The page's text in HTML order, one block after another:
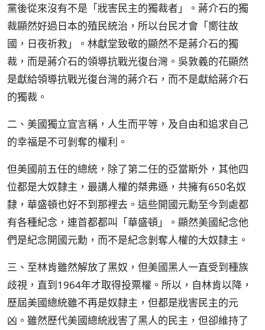
黨後從來沒有不是「戕害民主的獨裁者」。蔣介石的獨
裁顯然好過日本的殖民統治，所以台民才會「嚮往故
國，日夜祈救」。林獻堂致敬的顯然不是蔣介石的獨
裁，而是蔣介石的領導抗戰光復台灣。吳敦義的花顯然
是獻給領導抗戰光復台灣的蔣介石，而不是獻給蔣介石
的獨裁。
二、美國獨立宣言稱，人生而平等，及自由和追求自己
的幸福是不可剝奪的權利。
但美國前五任的總統，除了第二任的亞當斯外，其他四
位都是大奴隸主，最講人權的桀弗遜，共擁有650名奴
隸，華盛頓也好不到那裡去。這些開國元勳至今到處都
有各種紀念，連首都都叫「華盛頓」。顯然美國紀念他
們是紀念開國元勳，而不是紀念剝奪人權的大奴隸主。
三、至林肯雖然解放了黑奴，但美國黑人一直受到種族
歧視，直到1964年才取得投票權。所以，自林肯以降，
歷屆美國總統雖不再是奴隸主，但都是戕害民主的元
凶。雖然歷代美國總統戕害了黑人的民主，但卻維持了